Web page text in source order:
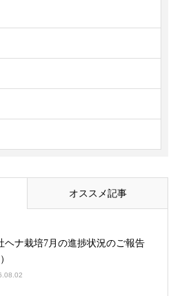
オススメ記事
ヘナ栽培7月の進捗状況のご報告